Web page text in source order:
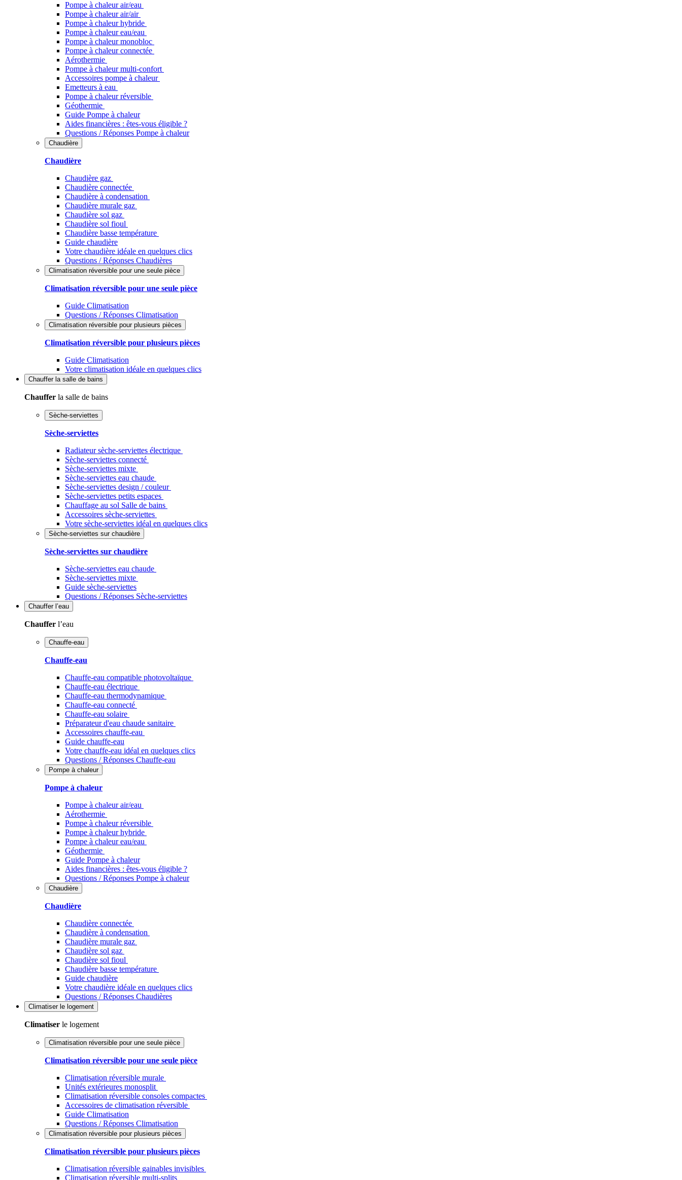
Pompe à chaleur air/eau
Pompe à chaleur air/air
Pompe à chaleur hybride
Pompe à chaleur​ eau/eau
Pompe à chaleur monobloc
Pompe à chaleur connectée
Aérothermie
Pompe à chaleur multi-confort
Accessoires pompe à chaleur
Emetteurs à eau
Pompe à chaleur réversible
Géothermie
Guide Pompe à chaleur
Aides financières : êtes-vous éligible ?
Questions / Réponses Pompe à chaleur
Chaudière
Chaudière
Chaudière gaz
Chaudière connectée
Chaudière à condensation
Chaudière murale gaz
Chaudière sol gaz
Chaudière sol fioul
Chaudière basse température
Guide chaudière
Votre chaudière idéale en quelques clics
Questions / Réponses Chaudières
Climatisation réversible pour une seule pièce
Climatisation réversible pour une seule pièce
Guide Climatisation
Questions / Réponses Climatisation
Climatisation réversible pour plusieurs pièces
Climatisation réversible pour plusieurs pièces
Guide Climatisation
Votre climatisation idéale en quelques clics
Chauffer la salle de bains
Chauffer la salle de bains
Sèche-serviettes
Sèche-serviettes
Radiateur sèche-serviettes électrique
Sèche-serviettes connecté
Sèche-serviettes mixte
Sèche-serviettes eau chaude
Sèche-serviettes design / couleur
Sèche-serviettes petits espaces
Chauffage au sol Salle de bains
Accessoires sèche-serviettes
Votre sèche-serviettes idéal en quelques clics
Sèche-serviettes sur chaudière
Sèche-serviettes sur chaudière
Sèche-serviettes eau chaude
Sèche-serviettes mixte
Guide sèche-serviettes
Questions / Réponses Sèche-serviettes
Chauffer l’eau
Chauffer l’eau
Chauffe-eau
Chauffe-eau
Chauffe-eau compatible photovoltaïque
Chauffe-eau électrique
Chauffe-eau thermodynamique
Chauffe-eau connecté
Chauffe-eau solaire
Préparateur d'eau chaude sanitaire
Accessoires chauffe-eau
Guide chauffe-eau
Votre chauffe-eau idéal en quelques clics
Questions / Réponses Chauffe-eau
Pompe à chaleur
Pompe à chaleur
Pompe à chaleur air/eau
Aérothermie
Pompe à chaleur réversible
Pompe à chaleur hybride
Pompe à chaleur​ eau/eau
Géothermie
Guide Pompe à chaleur
Aides financières : êtes-vous éligible ?
Questions / Réponses Pompe à chaleur
Chaudière
Chaudière
Chaudière connectée
Chaudière à condensation
Chaudière murale gaz
Chaudière sol gaz
Chaudière sol fioul
Chaudière basse température
Guide chaudière
Votre chaudière idéale en quelques clics
Questions / Réponses Chaudières
Climatiser le logement
Climatiser le logement
Climatisation réversible pour une seule pièce
Climatisation réversible pour une seule pièce
Climatisation réversible murale
Unités extérieures monosplit
Climatisation réversible consoles compactes
Accessoires de climatisation réversible
Guide Climatisation
Questions / Réponses Climatisation
Climatisation réversible pour plusieurs pièces
Climatisation réversible pour plusieurs pièces
Climatisation réversible gainables invisibles
Climatisation réversible multi-splits